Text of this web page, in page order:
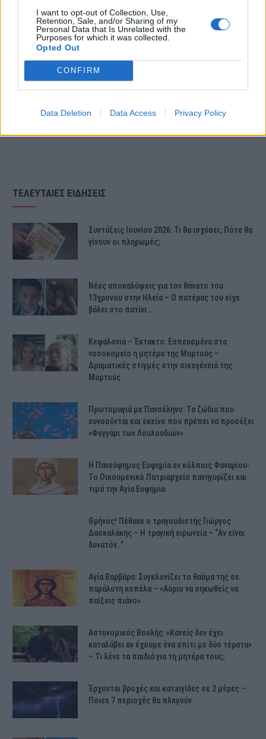
I want to opt-out of Collection, Use,
Retention, Sale, and/or Sharing of my
Personal Data that Is Unrelated with the
Purposes for which it was collected.
Opted Out
CONFIRM
Data Deletion Data Access Privacy Policy
τα λέμε στο επόμενο επεισόδιο.
Εντάξει;».
ΤΕΛΕΥΤΑΙΕΣ ΕΙΔΗΣΕΙΣ
Συντάξεις Ιουνίου 2026: Τι θα ισχύσει; Πότε θα
γίνουν οι πληρωμές;
Νέες αποκαλύψεις για τον θάνατο του
13χρονου στην Ηλεία – Ο πατέρας του είχε
βάλει στο πατίνι…
Κεφαλονιά – Έκτακτο: Εσπευσμένα στο
νοσοκομείο η μητέρα της Μυρτούς –
Δραματικές στιγμές στην οικογένειά της
Μυρτούς
Πρωτομαγιά με Πανσέληνο: Τα ζώδια που
ευνοούνται και εκείνο που πρέπει να προσέξει
«Φεγγάρι των Λουλουδιών»
H Πανεύφημος Ευφημία εν κόλποις Φαναρίου-
Το Οικουμενικό Πατριαρχείο πανηγυρίζει και
τιμά την Αγία Ευφημία
Θρήνος! Πέθανε ο τραγουδιστής Γιώργος
Δασκαλάκης – Η τραγική ειρωνεία – “Αν είναι
δυνατόν…”
Αγία Βαρβάρα: Συγκλονίζει το θαύμα της σε
παράλυτη κοπέλα – «Αύριο να σηκωθείς να
παίξεις πιάνο»
Αστυνομικός Bουλής: «Κανείς δεν έχει
καταλάβει αν έχουμε ένα σπίτι με δύο τέρατα»
– Τι λένε τα παιδιά για τη μητέρα τους;
Έρχονται βροχές και κατaιγίδες σε 2 μέpες –
Ποιεs 7 πεpιοχές θα πλnγούν